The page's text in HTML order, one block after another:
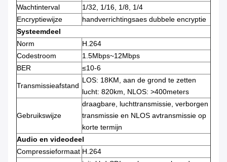
Wachtinterval
1/32, 1/16, 1/8, 1/4
Encryptiewijze
handverrichtingsaes dubbele encryptie
Systeemdeel
Norm
H.264
Codestroom
1.5Mbps~12Mbps
BER
≤10-6
Transmissieafstand
LOS: 18KM, aan de grond te zetten
lucht: 820km, NLOS: >400meters
Gebruikswijze
draagbare, luchttransmissie, verborgen
transmissie en NLOS avtransmissie op
korte termijn
Audio en videodeel
Compressieformaat H.264